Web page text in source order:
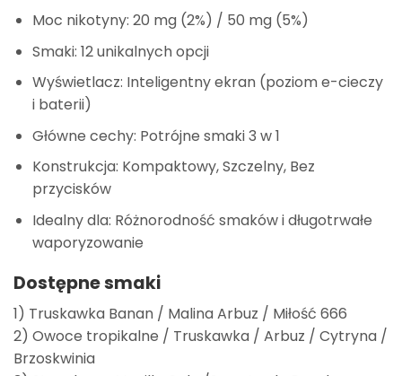
Moc nikotyny: 20 mg (2%) / 50 mg (5%)
Smaki: 12 unikalnych opcji
Wyświetlacz: Inteligentny ekran (poziom e-cieczy
i baterii)
Główne cechy: Potrójne smaki 3 w 1
Konstrukcja: Kompaktowy, Szczelny, Bez
przycisków
Idealny dla: Różnorodność smaków i długotrwałe
waporyzowanie
Dostępne smaki
1) Truskawka Banan / Malina Arbuz / Miłość 666
2) Owoce tropikalne / Truskawka / Arbuz / Cytryna /
Brzoskwinia